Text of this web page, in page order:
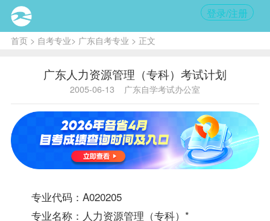
登录/注册
首页> 自考专业> 广东自考专业 > 正文
广东人力资源管理（专科）考试计划
2005-06-13 广东自学考试办公室
专业代码：A020205
专业名称： 人力资源管理（专科） *